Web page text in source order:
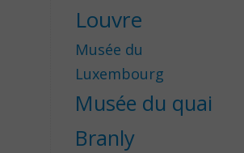
Louvre
Musée du
Luxembourg
Musée du quai
Branly